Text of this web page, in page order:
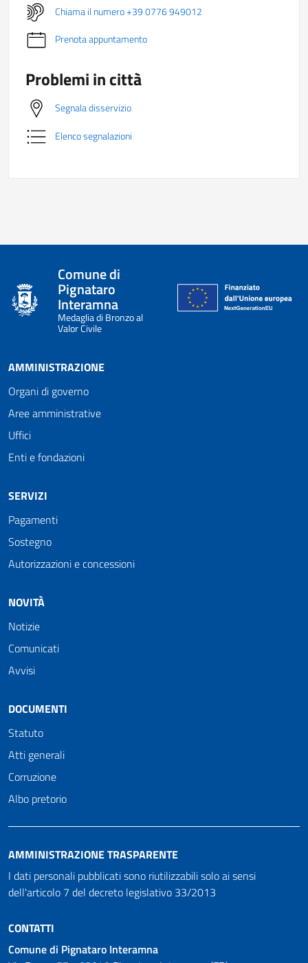
Chiama il numero +39 0776 949012
Prenota appuntamento
Problemi in città
Segnala disservizio
Elenco segnalazioni
Comune di
Pignataro
Interamna
Medaglia di Bronzo al
Valor Civile
AMMINISTRAZIONE
Organi di governo
Aree amministrative
Uffici
Enti e fondazioni
SERVIZI
Pagamenti
Sostegno
Autorizzazioni e concessioni
NOVITÀ
Notizie
Comunicati
Avvisi
DOCUMENTI
Statuto
Atti generali
Corruzione
Albo pretorio
AMMINISTRAZIONE TRASPARENTE
I dati personali pubblicati sono riutilizzabili solo ai sensi
dell'articolo 7 del decreto legislativo 33/2013
CONTATTI
Comune di Pignataro Interamna